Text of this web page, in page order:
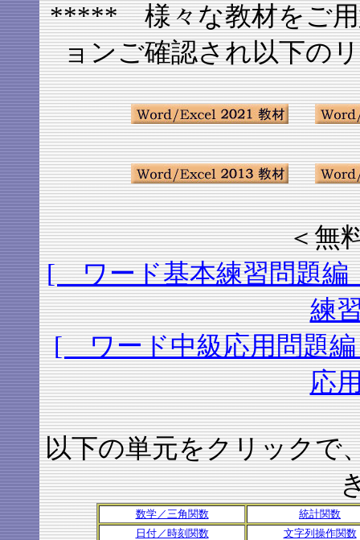
***** 様々な教材をご用
ョンご確認され以下の
＜無
[ ワード基本練習問題
練
[ ワード中級応用問題
応
以下の単元をクリックで
数学／三角関数
統計関数
日付／時刻関数
文字列操作関数